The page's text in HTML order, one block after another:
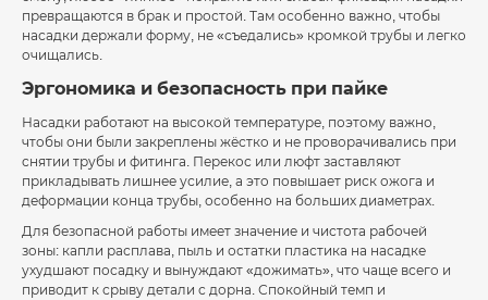
превращаются в брак и простой. Там особенно важно, чтобы
насадки держали форму, не «съедались» кромкой трубы и легко
очищались.
Эргономика и безопасность при пайке
Насадки работают на высокой температуре, поэтому важно,
чтобы они были закреплены жёстко и не проворачивались при
снятии трубы и фитинга. Перекос или люфт заставляют
прикладывать лишнее усилие, а это повышает риск ожога и
деформации конца трубы, особенно на больших диаметрах.
Для безопасной работы имеет значение и чистота рабочей
зоны: капли расплава, пыль и остатки пластика на насадке
ухудшают посадку и вынуждают «дожимать», что чаще всего и
приводит к срыву детали с дорна. Спокойный темп и